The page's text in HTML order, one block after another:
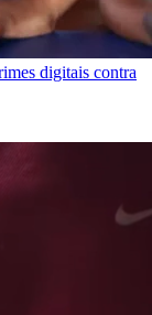
digitais contra